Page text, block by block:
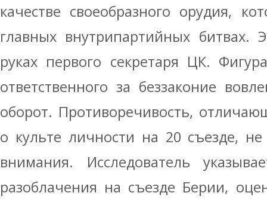
качестве своеобразного орудия,
главных внутрипартийных битвах.
руках первого секретаря ЦК.
ответственного за беззаконие
оборот. Противоречивость,
о культе личности на 20 съезде,
внимания. Исследователь
разоблачения на съезде Берии,